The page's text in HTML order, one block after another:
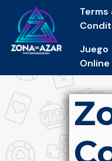
Terms
Juego
Online